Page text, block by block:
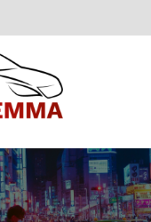
TAXI VERS GARE TGV